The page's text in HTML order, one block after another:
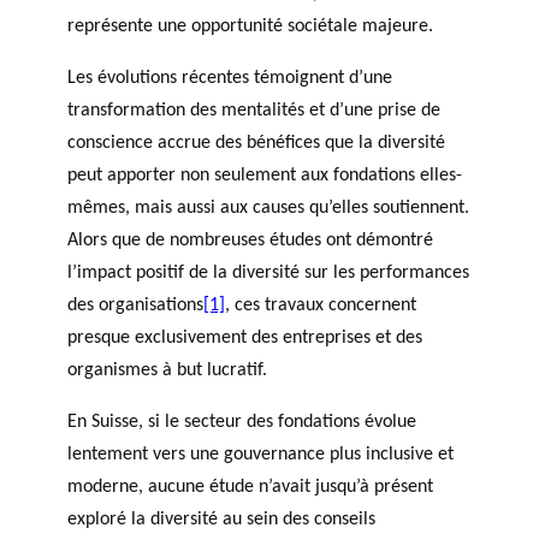
représente une opportunité sociétale majeure.
Les évolutions récentes témoignent d’une
transformation des mentalités et d’une prise de
conscience accrue des bénéfices que la diversité
peut apporter non seulement aux fondations elles-
mêmes, mais aussi aux causes qu’elles soutiennent.
Alors que de nombreuses études ont démontré
l’impact positif de la diversité sur les performances
des organisations [1] , ces travaux concernent
presque exclusivement des entreprises et des
organismes à but lucratif.
En Suisse, si le secteur des fondations évolue
lentement vers une gouvernance plus inclusive et
moderne, aucune étude n’avait jusqu’à présent
exploré la diversité au sein des conseils